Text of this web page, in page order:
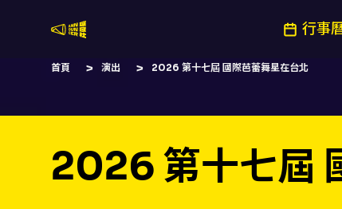
行事
首頁 演出 2026 第十七屆 國際芭蕾舞星在台北
2026 第十七屆